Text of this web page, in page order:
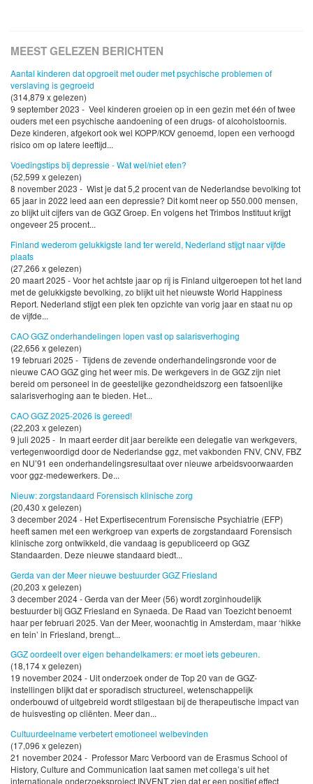
MEEST GELEZEN BERICHTEN
Aantal kinderen dat opgroeit met ouder met psychische problemen of
verslaving is gegroeid
(314,879 x gelezen)
9 september 2023 - Veel kinderen groeien op in een gezin met één of twee
ouders met een psychische aandoening of een drugs- of alcoholstoornis.
Deze kinderen, afgekort ook wel KOPP/KOV genoemd, lopen een verhoogd
risico om op latere leeftijd...
Voedingstips bij depressie - Wat wel/niet eten?
(52,599 x gelezen)
8 november 2023 - Wist je dat 5,2 procent van de Nederlandse bevolking tot
65 jaar in 2022 leed aan een depressie? Dit komt neer op 550.000 mensen,
zo blijkt uit cijfers van de GGZ Groep. En volgens het Trimbos Instituut krijgt
ongeveer 25 procent...
Finland wederom gelukkigste land ter wereld, Nederland stijgt naar vijfde
plaats
(27,266 x gelezen)
20 maart 2025 - Voor het achtste jaar op rij is Finland uitgeroepen tot het land
met de gelukkigste bevolking, zo blijkt uit het nieuwste World Happiness
Report. Nederland stijgt een plek ten opzichte van vorig jaar en staat nu op
de vijfde...
CAO GGZ onderhandelingen lopen vast op salarisverhoging
(22,656 x gelezen)
19 februari 2025 - Tijdens de zevende onderhandelingsronde voor de
nieuwe CAO GGZ ging het weer mis. De werkgevers in de GGZ zijn niet
bereid om personeel in de geestelijke gezondheidszorg een fatsoenlijke
salarisverhoging aan te bieden. Het...
CAO GGZ 2025-2026 is gereed!
(22,203 x gelezen)
9 juli 2025 - In maart eerder dit jaar bereikte een delegatie van werkgevers,
vertegenwoordigd door de Nederlandse ggz, met vakbonden FNV, CNV, FBZ
en NU’91 een onderhandelingsresultaat over nieuwe arbeidsvoorwaarden
voor ggz-medewerkers. De...
Nieuw: zorgstandaard Forensisch klinische zorg
(20,430 x gelezen)
3 december 2024 - Het Expertisecentrum Forensische Psychiatrie (EFP)
heeft samen met een werkgroep van experts de zorgstandaard Forensisch
klinische zorg ontwikkeld, die vandaag is gepubliceerd op GGZ
Standaarden. Deze nieuwe standaard biedt...
Gerda van der Meer nieuwe bestuurder GGZ Friesland
(20,203 x gelezen)
3 december 2024 - Gerda van der Meer (56) wordt zorginhoudelijk
bestuurder bij GGZ Friesland en Synaeda. De Raad van Toezicht benoemt
haar per februari 2025. Van der Meer, woonachtig in Amsterdam, maar ‘hikke
en tein’ in Friesland, brengt...
GGZ oordeelt over eigen behandelkamers: er moet iets gebeuren.
(18,174 x gelezen)
19 november 2024 - Uit onderzoek onder de Top 20 van de GGZ-
instellingen blijkt dat er sporadisch structureel, wetenschappelijk
onderbouwd of uitgebreid wordt stilgestaan bij de therapeutische impact van
de huisvesting op cliënten. Meer dan...
Cultuurdeelname verbetert emotioneel welbevinden
(17,096 x gelezen)
21 november 2024 - Professor Marc Verboord van de Erasmus School of
History, Culture and Communication laat samen met collega’s uit het
internationale onderzoeksproject INVENT zien dat er een positief effect